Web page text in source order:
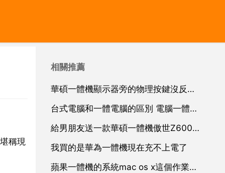
稱現
相關推薦
華碩一體機顯示器旁的物理按鍵沒反應，無法調節亮度
台式電腦和一體電腦的區別 電腦一體機與台式電腦有什麼差別？
給男朋友送一款華碩一體機傲世Z6000怎麼樣
我買的是華為一體機現在充不上電了
蘋果一體機的系統mac os x這個作業系統簡單好用不？老媽電腦方面只會玩玩麻將看看電影